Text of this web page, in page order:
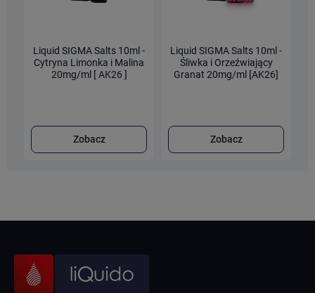
Liquid SIGMA Salts 10ml -
Cytryna Limonka i Malina
20mg/ml [ AK26 ]
Zobacz
Liquid SIGMA Salts 10ml -
Śliwka i Orzeźwiający
Granat 20mg/ml [AK26]
Zobacz